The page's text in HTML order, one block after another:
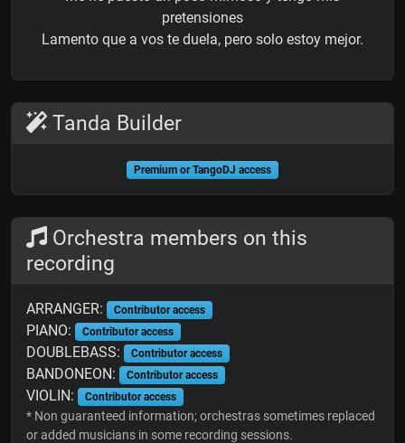
pretensiones
Lamento que a vos te duela, pero solo estoy mejor.
Tanda Builder
Premium or TangoDJ access
Orchestra members on this
recording
ARRANGER: Contributor access
PIANO: Contributor access
DOUBLEBASS: Contributor access
BANDONEON: Contributor access
VIOLIN: Contributor access
* Non guaranteed information; orchestras sometimes replaced
or added musicians in some recording sessions.